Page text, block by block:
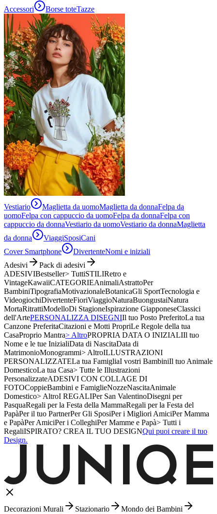
Accessori Borse toteTazze
Vestiario Maglietta da uomoMaglietta da donnaFelpa da
uomoFelpa con cappuccio da uomoFelpa da donnaFelpa con
cappuccio da donnaVestiario da uomoVestiario da donnaMaglietta
da donna
ViaggiSposiCani
Cover Smartphone
DivertenteNomi e iniziali
Adesivi
Pack di adesivi
ADESIVIBestseller> TuttiSTILIRetro e
VintageKawaiiCATEGORIEAnimaliAstrattoPer
BambiniTipografiaMotivazionaleBotanicaGli SportTecnologia e
VideogiochiDivertenteFioriViaggioNaturaBuongustaiNatura
MortaRitrattiModelloDi StagioneIspirazione GiapponeseClassici
dell'ArtePERSONALIZZA DISEGNIIl tuo Posto PreferitoLa tua
Canzone PreferitaCitazioni e Motti PropriLe Regole della tua
CasaProprio Mantra> AltroPROPRIA DATA O INIZIALIIl tuo
Nome e le tue InizialiData di NascitaData di
MatrimonioMonogrammi> AltroILLUSTRAZIONI
PERSONALIZZATELa tua FamigliaI vostri BambiniIl tuo Animale
DomesticoLa tua Casa> Tutte le Illustrazioni
PersonalizzateADESIVI CON COLLAGE DI
FOTOCoppieBambini e FamiglieNozzeNascitaAnimale
Domestico> AltroI REGALIPer San ValentinoDisegni per
PasquaRegali per la Festa della MammaRegali per la Festa del
PapàPer il tuo PartnerPer Gli SposiPer i Migliori AmiciPer Mamma
e PapàPer AmiciPer i ColleghiPer Mamme e Papà> Tutti i
RegaliISPIRATO? CREA IL TUO DESIGNQui puoi creare il tuo
Design.
Decorazioni Murali Stazionario
Mondo dei Bambini